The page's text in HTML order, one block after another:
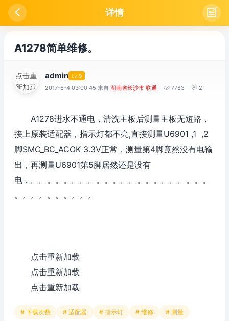
 详情 
A1278简单维修。
点击重
新加载
admin Lv.9
2017-6-4 03:00:45 来自 湖南省长沙市 联通  7783  2
A1278进水不通电，清洗主板后测量主板无短路，
接上原装适配器，指示灯都不亮,直接测量U6901 ,1 ,2
脚SMC_BC_ACOK 3.3V正常，测量第4脚竟然没有电输
出，再测量U6901第5脚居然还是没有
电，。。。。。。。。。。。。。。。。。。。。。。
。。。。。。。。。。
点击重新加载
点击重新加载
点击重新加载
# 下载次数 # 适配器 # 指示灯 # 维修 # 测量